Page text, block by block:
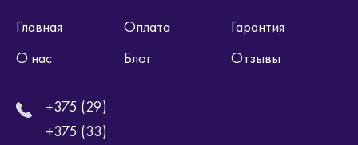
Главная Оплата
Гарантия
О нас
Блог Отзывы
+375 (29)
+375 (33)